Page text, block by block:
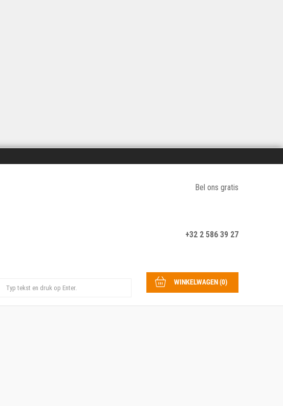
Bel ons gratis
+32 2 586 39 27
WINKELWAGEN(0)